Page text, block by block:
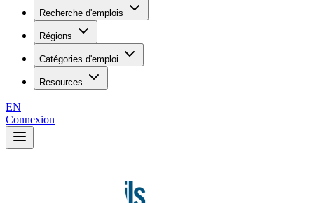
Recherche d'emplois
Régions
Catégories d'emploi
Resources
EN
Connexion